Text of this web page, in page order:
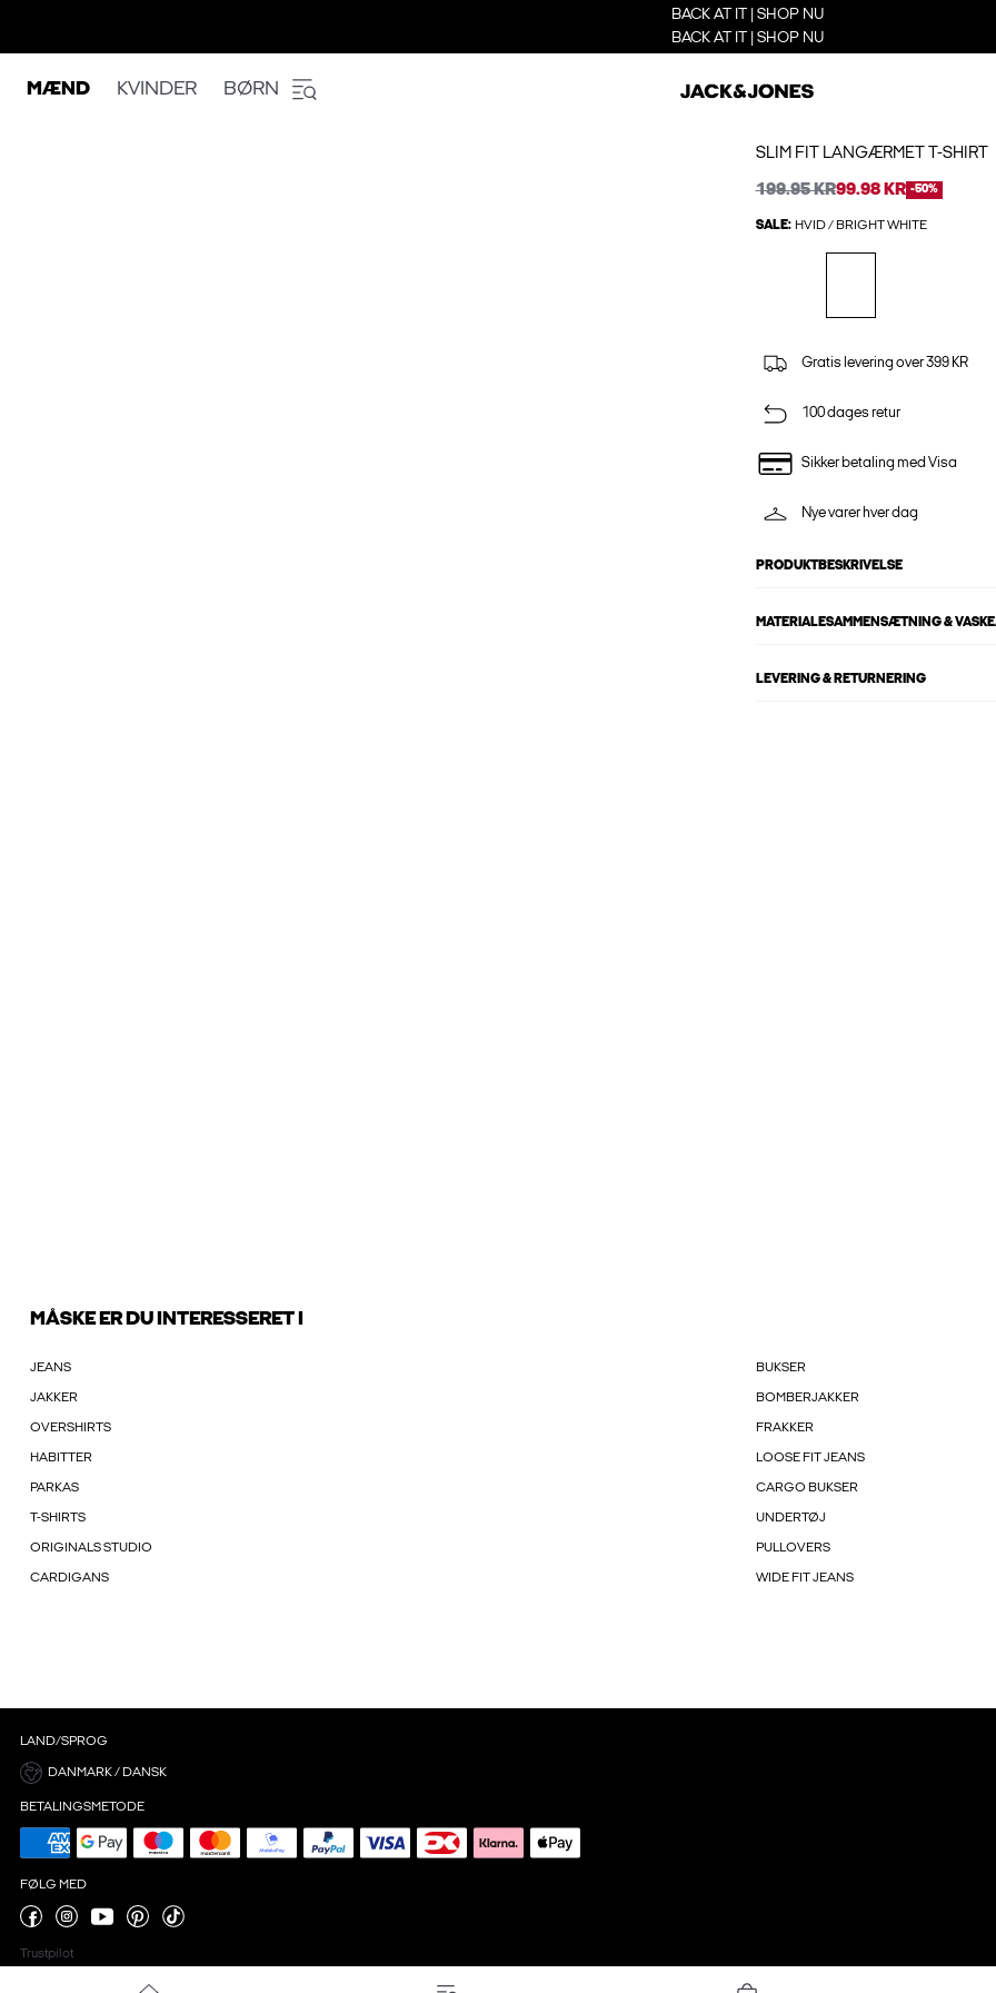
BACK AT IT | SHOP NU
BACK AT IT | SHOP NU
MÆND KVINDER BØRN
SLIM FIT LANGÆRMET T-SHIRT
199.95 KR99.98 KR -50%
SALE: HVID / BRIGHT WHITE
Gratis levering over 399 KR
100 dages retur
Sikker betaling med Visa
Nye varer hver dag
PRODUKTBESKRIVELSE
MATERIALESAMMENSÆTNING &
LEVERING & RETURNERING
MÅSKE ER DU INTERESSERET I
JEANS BUKSER
JAKKER BOMBERJAKKER
OVERSHIRTS FRAKKER
HABITTER LOOSE FIT JEANS
PARKAS CARGO BUKSER
T-SHIRTS UNDERTØJ
ORIGINALS STUDIO PULLOVERS
CARDIGANS WIDE FIT JEANS
LAND/SPROG
DANMARK / DANSK
BETALINGSMETODE
FØLG MED
Trustpilot